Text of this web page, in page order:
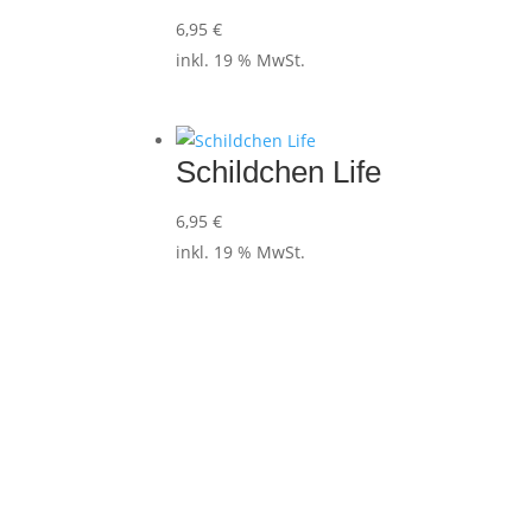
6,95€
inkl. 19 % MwSt.
Schildchen Life
6,95€
inkl. 19 % MwSt.